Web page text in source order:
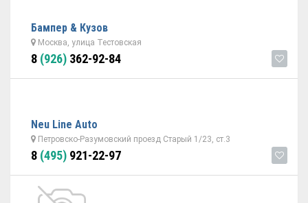
Бампер & Кузов
Москва, улица Тестовская
8 (926) 362-92-84
Neu Line Auto
Петровско-Разумовский проезд Старый 1/23, ст.3
8 (495) 921-22-97